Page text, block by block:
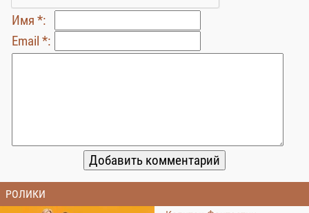
Имя *:
Email *:
РОЛИКИ